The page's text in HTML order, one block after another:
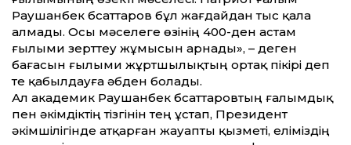
Раушанбек Әбсаттаров бұл жағдайдан тыс қала
алмады. Осы мәселеге өзінің 400-ден астам
ғылыми зерттеу жұмысын арнады», – деген
бағасын ғылыми жұртшылықтың ортақ пікірі деп
те қабылдауға әбден болады.
Ал академик Раушанбек Әбсат­таровтың ғалымдық
пен әкімдіктің тізгінін тең ұстап, Президент
әкімшілігінде атқарған жауапты қызметі, еліміздің